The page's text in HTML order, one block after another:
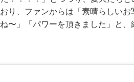
り、ファンからは「素晴らしいお
〜」「パワーを頂きました」と、